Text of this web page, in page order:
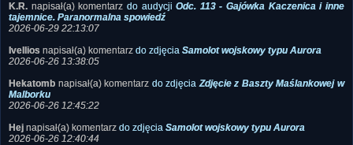
K.R. napisał(a) komentarz do audycjiOdc. 113 - Gajówka Kaczenica i inne
tajemnice. Paranormalna spowiedź
2026-06-29 22:13:07
Ivellios napisał(a) komentarz do zdjęcia Samolot wojskowy typu Aurora
2026-06-26 13:38:05
Hekatomb napisał(a) komentarz do zdjęciaZdjęcie z Baszty Maślankowej w
Malborku
2026-06-26 12:45:22
Hej napisał(a) komentarz do zdjęcia Samolot wojskowy typu Aurora
2026-06-26 12:40:44